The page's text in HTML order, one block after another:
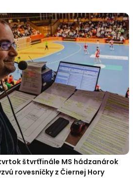
štvrťfinále MS hádzanárok
rovesníčky z Čiernej Hory